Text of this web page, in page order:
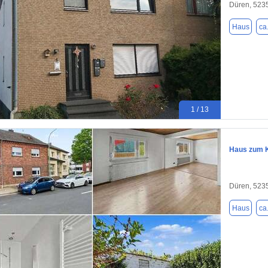
1 / 13
Düren,
Haus
Haus zum
Düren,
Haus